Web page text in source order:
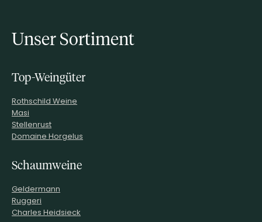
Unser Sortiment
Top-Weingüter
Rothschild Weine
Masi
Stellenrust
Domaine Horgelus
Schaumweine
Geldermann
Ruggeri
Charles Heidsieck